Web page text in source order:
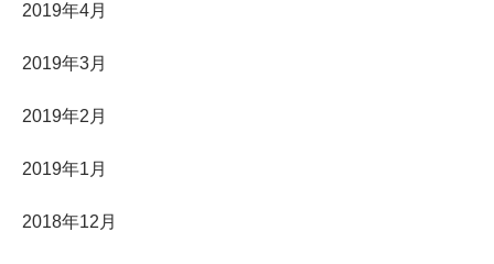
2019年4月
2019年3月
2019年2月
2019年1月
2018年12月